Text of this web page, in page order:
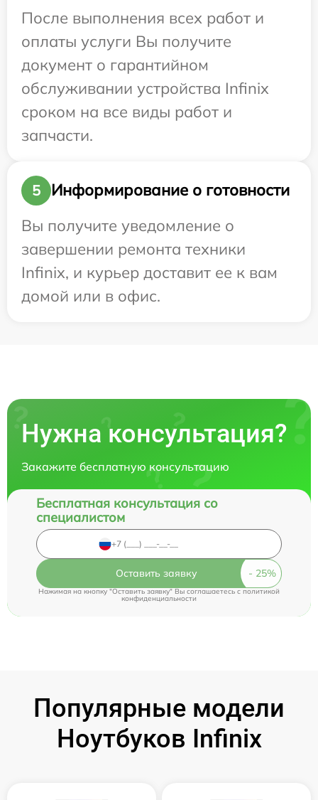
После выполнения всех работ и
оплаты услуги Вы получите
документ о гарантийном
обслуживании устройства Infinix
сроком на все виды работ и
запчасти.
5
Информирование о готовности
Вы получите уведомление о
завершении ремонта техники
Infinix, и курьер доставит ее к вам
домой или в офис.
Нужна консультация?
Закажите бесплатную консультацию
Бесплатная консультация со
специалистом
Оставить заявку
Нажимая на кнопку "Оставить заявку" Вы соглашаетесь cполитикой
конфиденциальности
Популярные модели
Ноутбуков Infinix